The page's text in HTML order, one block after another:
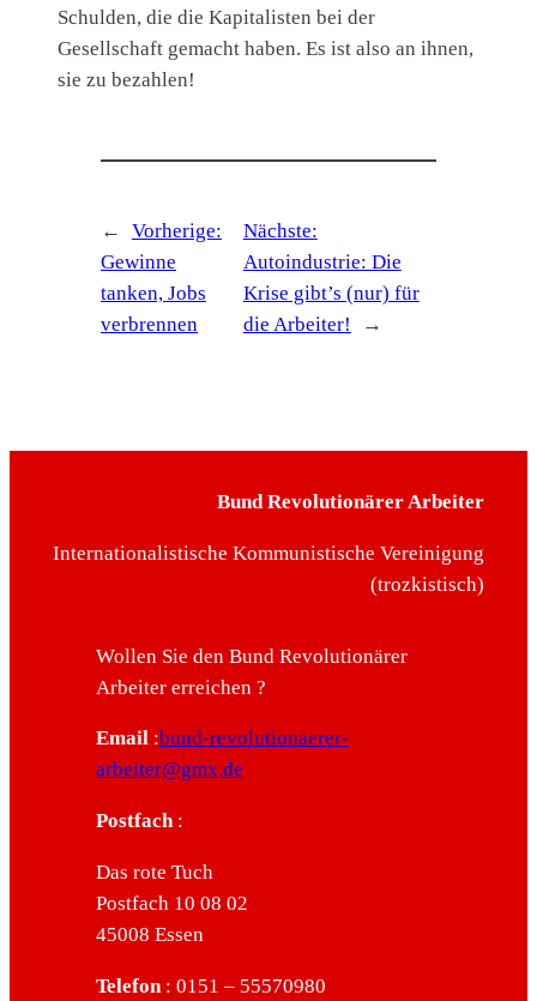
Schulden, die die Kapitalisten bei der
Gesellschaft gemacht haben. Es ist also an ihnen,
sie zu bezahlen!
←
Vorherige:
Gewinne
tanken, Jobs
verbrennen
Nächste:
Autoindustrie: Die
Krise gibt’s (nur) für
die Arbeiter!
→
Bund Revolutionärer Arbeiter
Internationalistische Kommunistische Vereinigung
(trozkistisch)
Wollen Sie den Bund Revolutionärer
Arbeiter erreichen ?
Email:bund-revolutionaerer-
arbeiter@gmx.de
Postfach:
Das rote Tuch
Postfach 10 08 02
45008 Essen
Telefon: 0151 – 55570980